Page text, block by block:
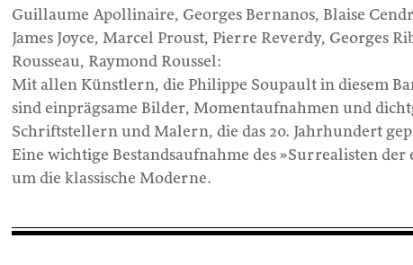
Guillaume Apollinaire, Georges Bernanos, Blaise
James Joyce, Marcel Proust, Pierre Reverdy, Georges
Rousseau, Raymond Roussel:
Mit allen Künstlern, die Philippe Soupault in diesem
sind einprägsame Bilder, Momentaufnahmen und
Schriftstellern und Malern, die das 20. Jahrhundert
Eine wichtige Bestandsaufnahme des »Surrealisten
um die klassische Moderne.